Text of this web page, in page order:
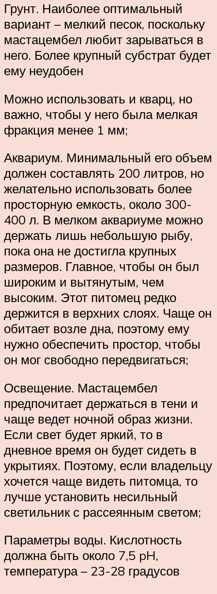
Грунт. Наиболее оптимальный
вариант – мелкий песок, поскольку
мастацембел любит зарываться в
него. Более крупный субстрат будет
ему неудобен
Можно использовать и кварц, но
важно, чтобы у него была мелкая
фракция менее 1 мм;
Аквариум. Минимальный его объем
должен составлять 200 литров, но
желательно использовать более
просторную емкость, около 300-
400 л. В мелком аквариуме можно
держать лишь небольшую рыбу,
пока она не достигла крупных
размеров. Главное, чтобы он был
широким и вытянутым, чем
высоким. Этот питомец редко
держится в верхних слоях. Чаще он
обитает возле дна, поэтому ему
нужно обеспечить простор, чтобы
он мог свободно передвигаться;
Освещение. Мастацембел
предпочитает держаться в тени и
чаще ведет ночной образ жизни.
Если свет будет яркий, то в
дневное время он будет сидеть в
укрытиях. Поэтому, если владельцу
хочется чаще видеть питомца, то
лучше установить несильный
светильник с рассеянным светом;
Параметры воды. Кислотность
должна быть около 7,5 pH,
температура – 23-28 градусов